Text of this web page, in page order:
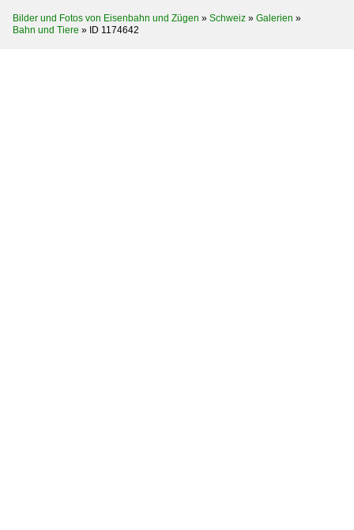
Bilder und Fotos von Eisenbahn und Zügen » Schweiz » Galerien »
Bahn und Tiere » ID 1174642